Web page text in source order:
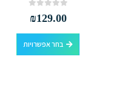
₪129.00
בחר אפשרויות
למוצר זה יש מספר סוגים. ניתן לבחור את האפשרויות בעמוד המוצר